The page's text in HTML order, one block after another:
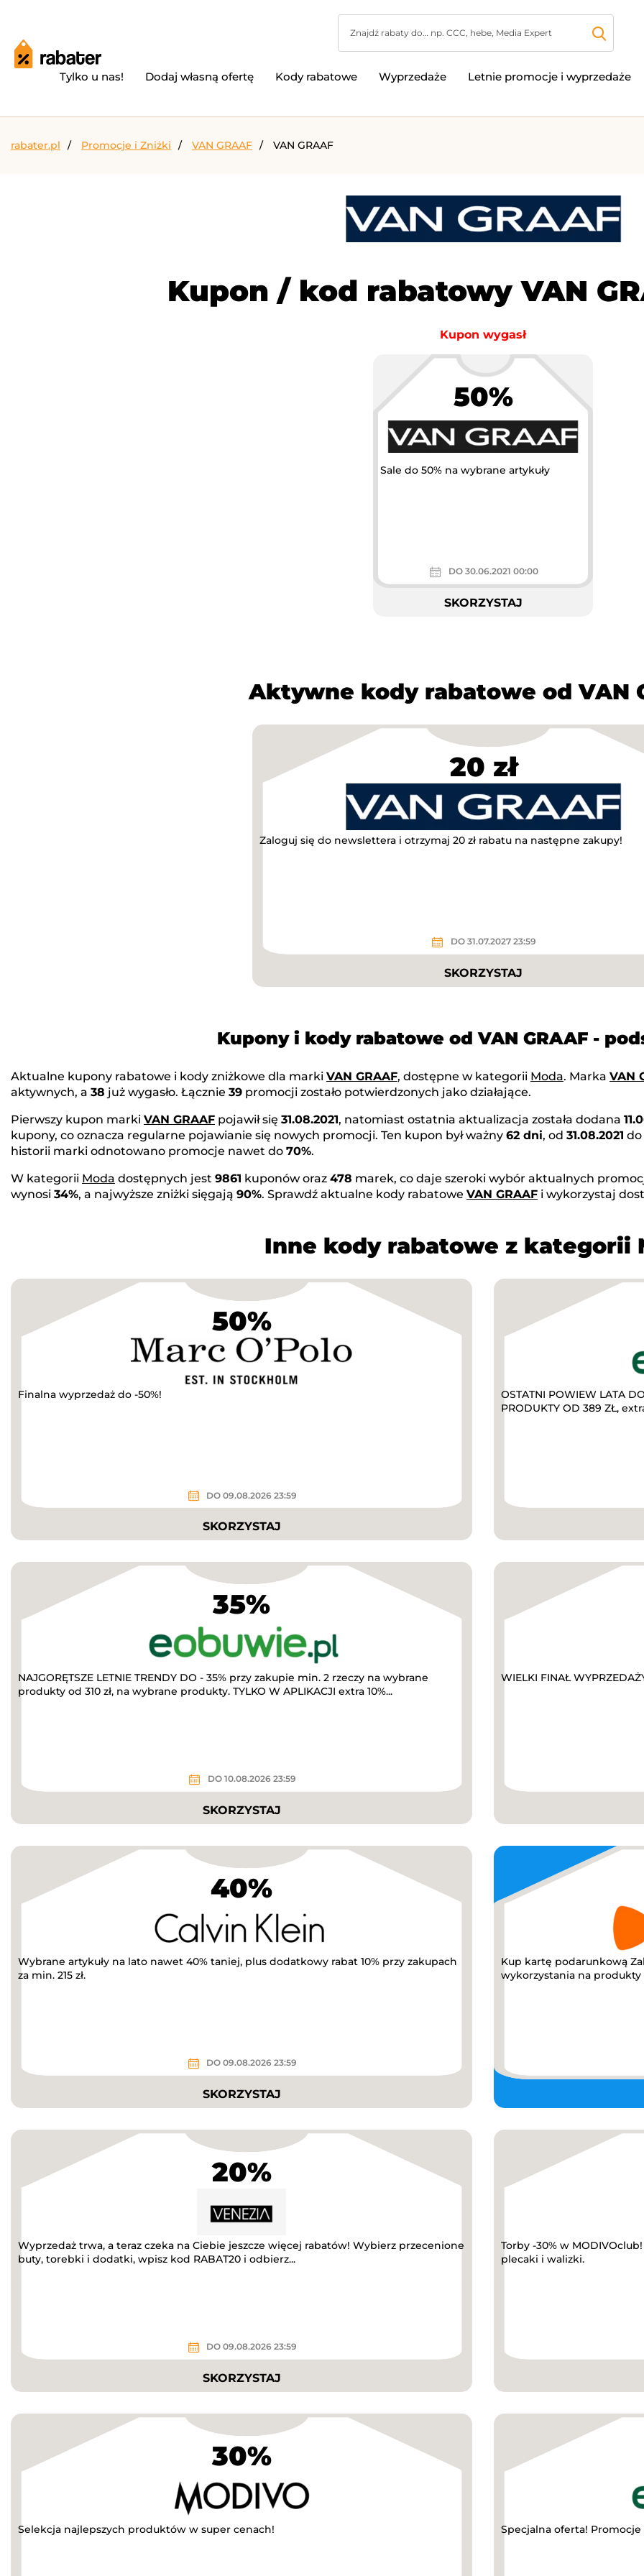
Tylko u nas! Dodaj własną ofertę Kody rabatowe Wyprzedaże Letnie promocje i wyprzedaże
rabater.pl Promocje i Zniżki VAN GRAAF VAN GRAAF
Kupon / kod rabatowy VAN
Kupon wygasł
50%
Sale do 50% na wybrane artykuły
DO 30.06.2021 00:00
SKORZYSTAJ
Aktywne kody rabatowe od VAN
20 zł
Zaloguj się do newslettera i otrzymaj 20 zł rabatu na następne zakupy!
DO 31.07.2027 23:59
SKORZYSTAJ
Kupony i kody rabatowe od VAN GRAAF -
Aktualne kupony rabatowe i kody zniżkowe dla marki VAN GRAAF, dostępne w kategorii Moda. Marka VAN
aktywnych, a 38 już wygasło. Łącznie 39 promocji zostało potwierdzonych jako działające.
Pierwszy kupon marki VAN GRAAF pojawił się 31.08.2021, natomiast ostatnia aktualizacja została dodana
kupony, co oznacza regularne pojawianie się nowych promocji. Ten kupon był ważny 62 dni, od 31.08.2021 do
historii marki odnotowano promocje nawet do 70%.
W kategorii Moda dostępnych jest 9861 kuponów oraz 478 marek, co daje szeroki wybór aktualnych
wynosi 34%, a najwyższe zniżki sięgają 90%. Sprawdź aktualne kody rabatowe VAN GRAAF i wykorzystaj
Inne kody rabatowe z kategorii
50%
Finalna wyprzedaż do -50%!
DO 09.08.2026 23:59
SKORZYSTAJ
OSTATNI POWIEW LATA
PRODUKTY OD 389 ZŁ,
35%
NAJGORĘTSZE LETNIE TRENDY DO - 35% przy zakupie min. 2 rzeczy na wybrane
produkty od 310 zł, na wybrane produkty. TYLKO W APLIKACJI extra 10%...
DO 10.08.2026 23:59
SKORZYSTAJ
WIELKI FINAŁ
40%
Wybrane artykuły na lato nawet 40% taniej, plus dodatkowy rabat 10% przy zakupach
za min. 215 zł.
DO 09.08.2026 23:59
SKORZYSTAJ
Kup kartę podarunkową
wykorzystania na
20%
Wyprzedaż trwa, a teraz czeka na Ciebie jeszcze więcej rabatów! Wybierz przecenione
buty, torebki i dodatki, wpisz kod RABAT20 i odbierz...
DO 09.08.2026 23:59
SKORZYSTAJ
Torby -30% w
plecaki i walizki.
30%
Selekcja najlepszych produktów w super cenach! Specjalna oferta!